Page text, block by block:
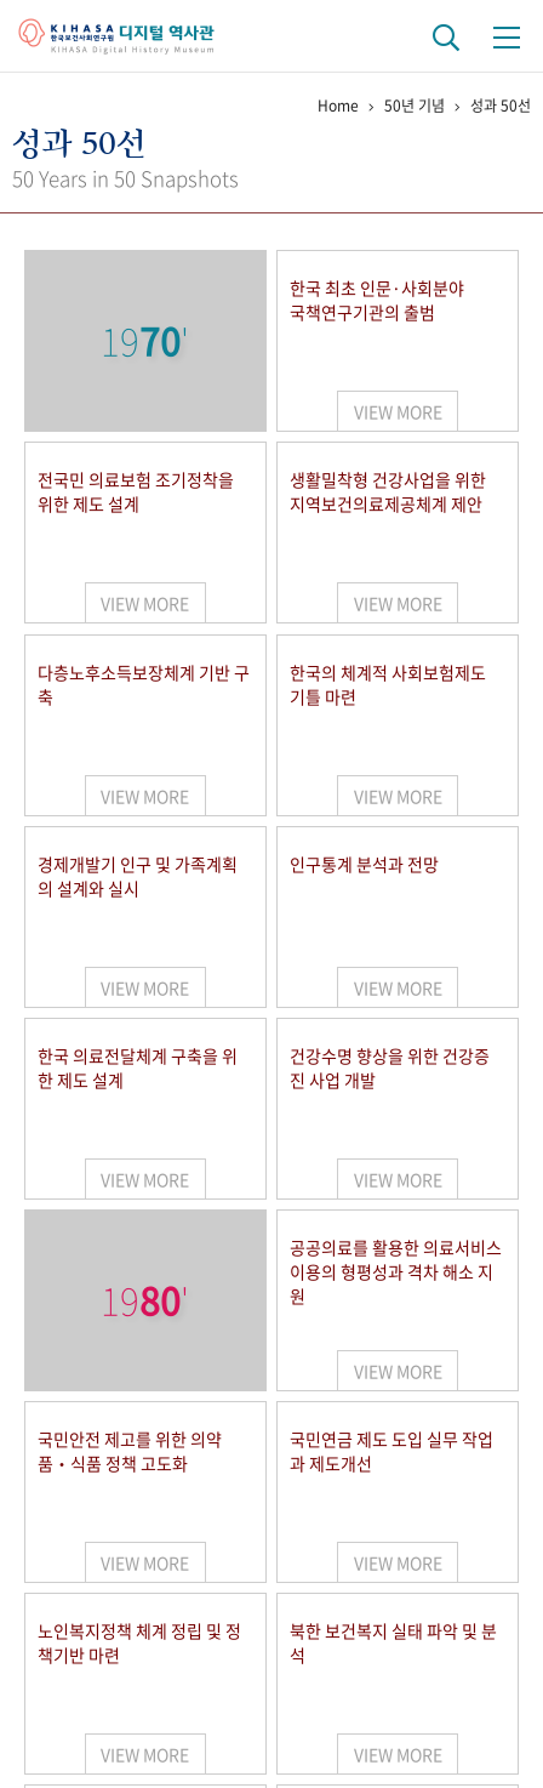
걸어온 길 기관 변천사
키워드로 보는 연구 역사
연구자들
사진 아카이브 문서 기록물 행정박물 영상 기록물
50+1 주년 기념
세계와 함께 한 KIHASA
VR 역사관
Home 50년 기념 성과 50선
성과 50선
50 Years in 50 Snapshots
1970'
한국 최초 인문·사회분야
국책연구기관의 출범
VIEW MORE
전국민 의료보험 조기정착을
위한 제도 설계
VIEW MORE
생활밀착형 건강사업을 위한
지역보건의료제공체계 제안
VIEW MORE
다층노후소득보장체계 기반 구
축
VIEW MORE
한국의 체계적 사회보험제도
기틀 마련
VIEW MORE
경제개발기 인구 및 가족계획
의 설계와 실시
VIEW MORE
인구통계 분석과 전망
VIEW MORE
한국 의료전달체계 구축을 위
한 제도 설계
VIEW MORE
건강수명 향상을 위한 건강증
진 사업 개발
VIEW MORE
1980'
공공의료를 활용한 의료서비스
이용의 형평성과 격차 해소 지
원
VIEW MORE
국민안전 제고를 위한 의약
품‧식품 정책 고도화
VIEW MORE
국민연금 제도 도입 실무 작업
과 제도개선
VIEW MORE
노인복지정책 체계 정립 및 정
책기반 마련
VIEW MORE
북한 보건복지 실태 파악 및 분
석
VIEW MORE